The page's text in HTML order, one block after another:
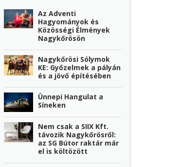
Az Adventi
Hagyományok és
Közösségi Élmények
Nagykőrösön
Nagykőrösi Sólymok
KE: Győzelmek a pályán
és a jövő építésében
Ünnepi Hangulat a
Síneken
Nem csak a SIIX Kft.
távozik Nagykőrösről:
az SG Bútor raktár már
el is költözött